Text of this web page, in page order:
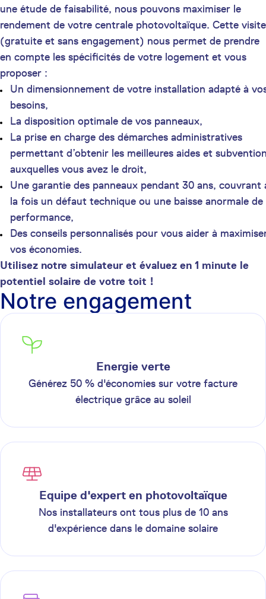
une étude de faisabilité, nous pouvons maximiser le
rendement de votre centrale photovoltaïque. Cette visite
(gratuite et sans engagement) nous permet de prendre
en compte les spécificités de votre logement et vous
proposer :
Un dimensionnement de votre installation adapté à
besoins,
La disposition optimale de vos panneaux,
La prise en charge des démarches administratives
permettant d’obtenir les meilleures aides et
auxquelles vous avez le droit,
Une garantie des panneaux pendant 30 ans, couvrant
la fois un défaut technique ou une baisse anormale de
performance,
Des conseils personnalisés pour vous aider à
vos économies.
Utilisez notre simulateur et évaluez en 1 minute le
potentiel solaire de votre toit !
Notre engagement
Energie verte
Générez 50 % d'économies sur votre facture
électrique grâce au soleil
Equipe d'expert en photovoltaïque
Nos installateurs ont tous plus de 10 ans
d'expérience dans le domaine solaire